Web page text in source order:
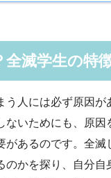
全滅学生の特
う人には必ず原因が
ないためにも、原因
があるのです。全滅
のかを探り、自分自